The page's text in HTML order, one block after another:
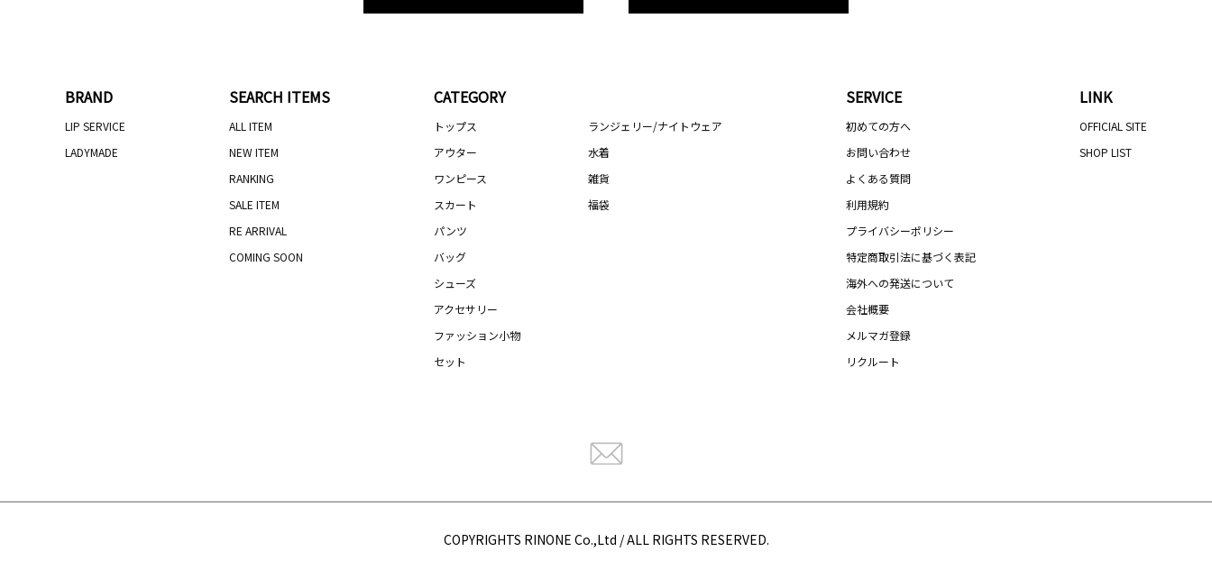
BRAND
LIP SERVICE
LADYMADE
SEARCH ITEMS
ALL ITEM
NEW ITEM
RANKING
SALE ITEM
RE ARRIVAL
COMING SOON
CATEGORY
トップス
アウター
ワンピース
スカート
パンツ
バッグ
シューズ
アクセサリー
ファッション小物
セット
ランジェリー/ナイトウェア
水着
雑貨
福袋
SERVICE
初めての方へ
お問い合わせ
よくある質問
利用規約
プライバシーポリシー
特定商取引法に基づく表記
海外への発送について
会社概要
メルマガ登録
リクルート
LINK
OFFICIAL SITE
SHOP LIST
COPYRIGHTS RINONE Co.,Ltd / ALL RIGHTS RESERVED.